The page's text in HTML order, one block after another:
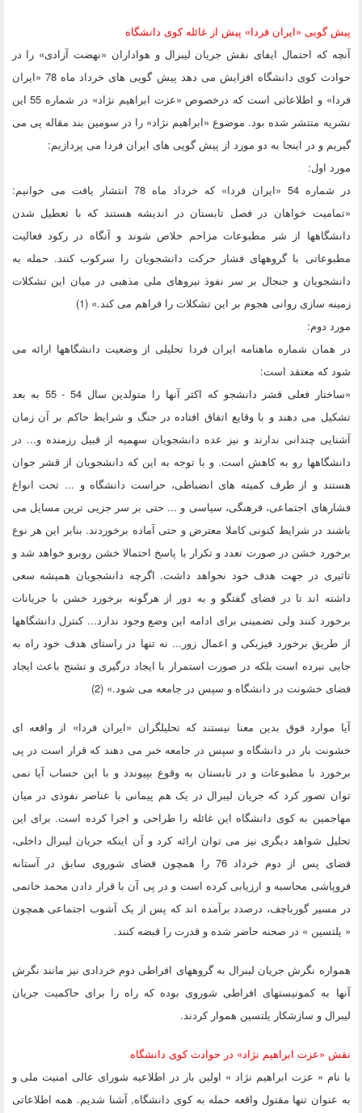
پیش گویی «ایران فردا» پیش از غائله کوی دانشگاه
آنچه که احتمال ایفای نقش جریان لیبرال و هواداران «نهضت آزادی» را در
حوادث کوی دانشگاه افزایش می دهد پیش گویی های خرداد ماه 78 «ایران
فردا» و اطلاعاتی است که درخصوص «عزت ابراهیم نژاد» در شماره 55 این
نشریه منتشر شده بود. موضوع «ابراهیم نژاد» را در سومین بند مقاله پی می
گیریم و در اینجا به دو مورد از پیش گویی های ایران فردا می پردازیم:
مورد اول:
در شماره 54 «ایران فردا» که خرداد ماه 78 انتشار یافت می خوانیم:
«تمامیت خواهان در فصل تابستان در اندیشه هستند که با تعطیل شدن
دانشگاهها از شر مطبوعات مزاحم خلاص شوند و آنگاه در رکود فعالیت
مطبوعاتی با گروههای فشار حرکت دانشجویان را سرکوب کنند. حمله به
دانشجویان و جنجال بر سر نفوذ نیروهای ملی مذهبی در میان این تشکلات
زمینه سازی روانی هجوم بر این تشکلات را فراهم می کند.» (1)
مورد دوم:
در همان شماره ماهنامه ایران فردا تحلیلی از وضعیت دانشگاهها ارائه می
شود که معتقد است:
«ساختار فعلی قشر دانشجو که اکثر آنها را متولدین سال 54 - 55 به بعد
تشکیل می دهند و با وقایع اتفاق افتاده در جنگ و شرایط حاکم بر آن زمان
آشنایی چندانی ندارند و نیز عده دانشجویان سهمیه از قبیل رزمنده و... در
دانشگاهها رو به کاهش است. و با توجه به این که دانشجویان از قشر جوان
هستند و از طرف کمیته های انضباطی، حراست دانشگاه و ... تحت انواع
فشارهای اجتماعی، فرهنگی، سیاسی و ... حتی بر سر جزیی ترین مسایل می
باشند در شرایط کنونی کاملا معترض و حتی آماده برخوردند. بنابر این هر نوع
برخورد خشن در صورت تعدد و تکرار با پاسخ احتمالا خشن روبرو خواهد شد و
تاثیری در جهت هدف خود نخواهد داشت. اگرچه دانشجویان همیشه سعی
داشته اند تا در فضای گفتگو و به دور از هرگونه برخورد خشن با جریانات
برخورد کنند ولی تضمینی برای ادامه این وضع وجود ندارد... کنترل دانشگاهها
از طریق برخورد فیزیکی و اعمال زور... نه تنها در راستای هدف خود راه به
جایی نبرده است بلکه در صورت استمرار با ایجاد درگیری و تشنج باعث ایجاد
فضای خشونت در دانشگاه و سپس در جامعه می شود.» (2)
آیا موارد فوق بدین معنا نیستند که تحلیلگران «ایران فردا» از واقعه ای
خشونت بار در دانشگاه و سپس در جامعه خبر می دهند که قرار است در پی
برخورد با مطبوعات و در تابستان به وقوع بپیوندد و با این حساب آیا نمی
توان تصور کرد که جریان لیبرال در یک هم پیمانی با عناصر نفوذی در میان
مهاجمین به کوی دانشگاه این غائله را طراحی و اجرا کرده است. برای این
تحلیل شواهد دیگری نیز می توان ارائه کرد و آن اینکه جریان لیبرال داخلی،
فضای پس از دوم خرداد 76 را همچون فضای شوروی سابق در آستانه
فروپاشی محاسبه و ارزیابی کرده است و در پی آن با قرار دادن محمد خاتمی
در مسیر گورباچف، درصدد برآمده اند که پس از یک آشوب اجتماعی همچون
« یلتسین » در صحنه حاضر شده و قدرت را قبضه کنند.
همواره نگرش جریان لیبرال به گروههای افراطی دوم خردادی نیز مانند نگرش
آنها به کمونیستهای افراطی شوروی بوده که راه را برای حاکمیت جریان
لیبرال و سازشکار یلتسین هموار کردند.
نقش «عزت ابراهیم نژاد» در حوادث کوی دانشگاه
با نام « عزت ابراهیم نژاد » اولین بار در اطلاعیه شورای عالی امنیت ملی و
به عنوان تنها مقتول واقعه حمله به کوی دانشگاه, آشنا شدیم. همه اطلاعاتی